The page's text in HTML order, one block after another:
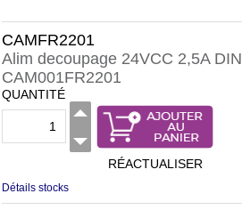
CAMFR2201
Alim decoupage 24VCC 2,5A DIN
CAM001FR2201
QUANTITÉ
RÉACTUALISER
Détails stocks